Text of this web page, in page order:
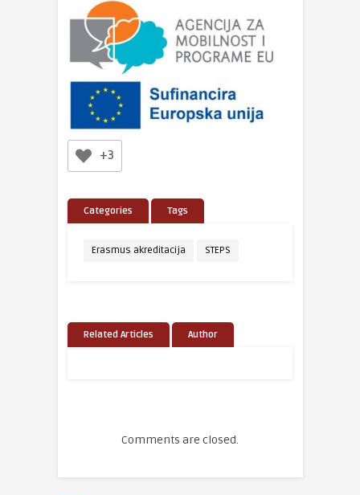
+3
Categories Tags
Erasmus akreditacija STEPS
Related Articles Author
Comments are closed.